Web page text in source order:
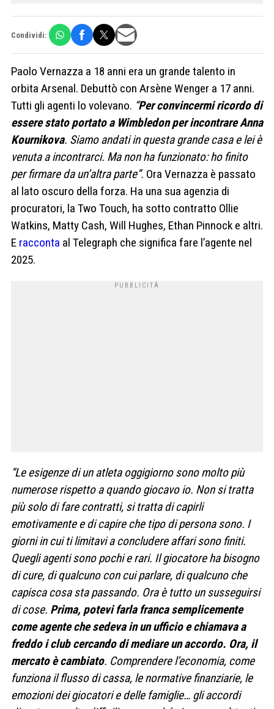
Condividi:
Paolo Vernazza a 18 anni era un grande talento in
orbita Arsenal. Debuttò con Arsène Wenger a 17 anni.
Tutti gli agenti lo volevano. “Per convincermi ricordo di
essere stato portato a Wimbledon per incontrare Anna
Kournikova. Siamo andati in questa grande casa e lei è
venuta a incontrarci. Ma non ha funzionato: ho finito
per firmare da un’altra parte”. Ora Vernazza è passato
al lato oscuro della forza. Ha una sua agenzia di
procuratori, la Two Touch, ha sotto contratto Ollie
Watkins, Matty Cash, Will Hughes, Ethan Pinnock e altri.
E racconta al Telegraph che significa fare l’agente nel
2025.
“Le esigenze di un atleta oggigiorno sono molto più
numerose rispetto a quando giocavo io. Non si tratta
più solo di fare contratti, si tratta di capirli
emotivamente e di capire che tipo di persona sono. I
giorni in cui ti limitavi a concludere affari sono finiti.
Quegli agenti sono pochi e rari. Il giocatore ha bisogno
di cure, di qualcuno con cui parlare, di qualcuno che
capisca cosa sta passando. Ora è tutto un susseguirsi
di cose. Prima, potevi farla franca semplicemente
come agente che sedeva in un ufficio e chiamava a
freddo i club cercando di mediare un accordo. Ora, il
mercato è cambiato. Comprendere l’economia, come
funziona il flusso di cassa, le normative finanziarie, le
emozioni dei giocatori e delle famiglie… gli accordi